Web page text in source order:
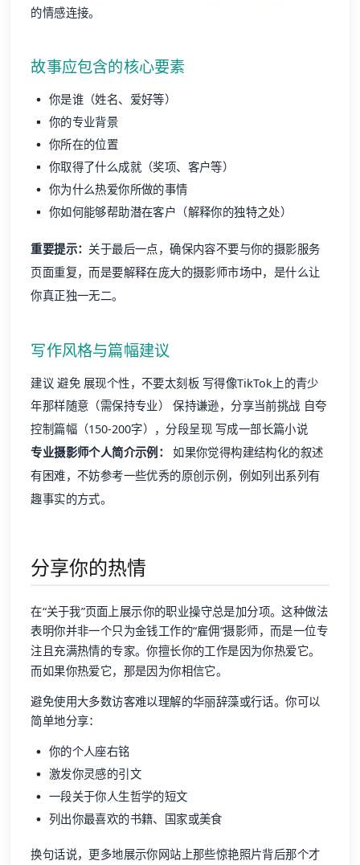
的情感连接。
故事应包含的核心要素
你是谁（姓名、爱好等）
你的专业背景
你所在的位置
你取得了什么成就（奖项、客户等）
你为什么热爱你所做的事情
你如何能够帮助潜在客户（解释你的独特之处）
重要提示： 关于最后一点，确保内容不要与你的摄影服务
页面重复，而是要解释在庞大的摄影师市场中，是什么让
你真正独一无二。
写作风格与篇幅建议
建议 避免 展现个性，不要太刻板 写得像TikTok上的青少
年那样随意（需保持专业） 保持谦逊，分享当前挑战 自夸
控制篇幅（150-200字），分段呈现 写成一部长篇小说
专业摄影师个人简介示例：
如果你觉得构建结构化的叙述
有困难，不妨参考一些优秀的原创示例，例如列出系列有
趣事实的方式。
分享你的热情
在“关于我”页面上展示你的职业操守总是加分项。这种做法
表明你并非一个只为金钱工作的“雇佣”摄影师，而是一位专
注且充满热情的专家。你擅长你的工作是因为你热爱它。
而如果你热爱它，那是因为你相信它。
避免使用大多数访客难以理解的华丽辞藻或行话。你可以
简单地分享：
你的个人座右铭
激发你灵感的引文
一段关于你人生哲学的短文
列出你最喜欢的书籍、国家或美食
换句话说，更多地展示你网站上那些惊艳照片背后那个才